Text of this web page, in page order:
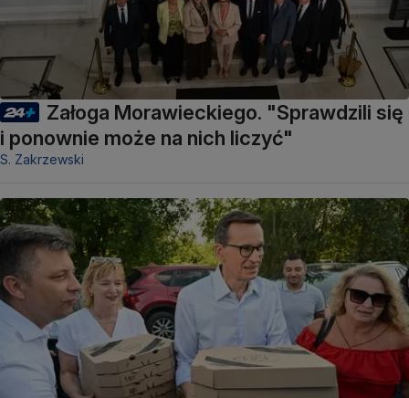
Załoga Morawieckiego. "Sprawdzili się
i ponownie może na nich liczyć"
S. Zakrzewski